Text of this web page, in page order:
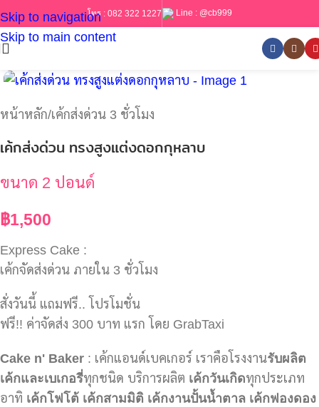
Skip to navigation
Skip to main content
โทร : 082 322 1227 Line : @cb999
หน้าหลัก/เค้กส่งด่วน 3 ชั่วโมง
เค้กส่งด่วน ทรงสูงแต่งดอกกุหลาบ
ขนาด 2 ปอนด์
฿1,500
Express Cake :
เค้กจัดส่งด่วน ภายใน 3 ชั่วโมง
สั่งวันนี้ แถมฟรี.. โปรโมชั่น
ฟรี!! ค่าจัดส่ง 300 บาท แรก โดย GrabTaxi
Cake n' Baker : เค้กแอนด์เบคเกอร์ เราคือโรงงานรับผลิต
เค้กและเบเกอรี่ทุกชนิด บริการผลิต เค้กวันเกิดทุกประเภท
อาทิ เค้กโฟโต้ เค้กสามมิติ เค้กงานปั้นน้ำตาล เค้กฟองดอง